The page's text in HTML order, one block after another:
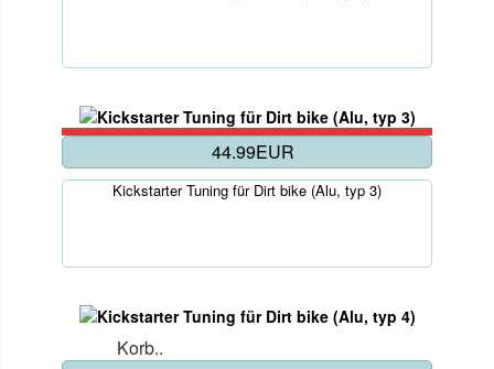
44.99EUR
Kickstarter Tuning für Dirt bike (Alu, typ 3)
Korb..